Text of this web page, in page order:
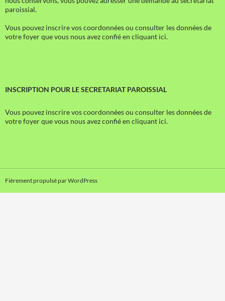
paroissial.
Vous pouvez inscrire vos coordonnées ou consulter les données de
votre foyer que vous nous avez confié en cliquant ici.
INSCRIPTION POUR LE SECRETARIAT PAROISSIAL
Vous pouvez inscrire vos coordonnées ou consulter les données de
votre foyer que vous nous avez confié en cliquant ici.
Fièrement propulsé par WordPress